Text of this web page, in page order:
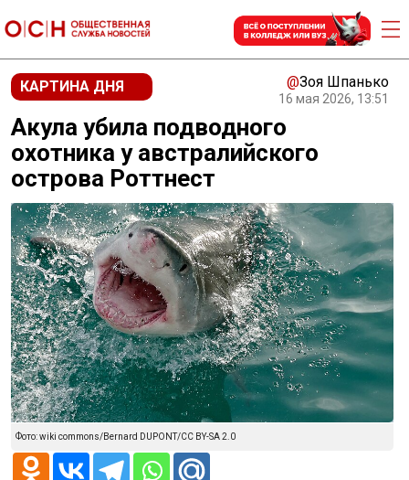
КАРТИНА ДНЯ @Зоя Шпанько
16 мая 2026, 13:51
Акула убила подводного
охотника у австралийского
острова Роттнест
Фото: wiki commons/Bernard DUPONT/CC BY-SA 2.0